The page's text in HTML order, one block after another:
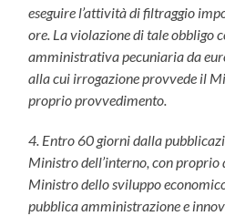
eseguire l’attività di filtraggio
ore. La violazione di tale obbligo
amministrativa pecuniaria da
alla cui irrogazione provvede il
proprio provvedimento.
4. Entro 60 giorni dalla
Ministro dell’interno, con proprio
Ministro dello sviluppo
pubblica amministrazione e